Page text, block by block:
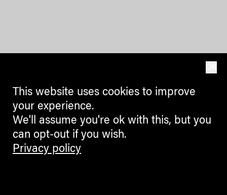
This website uses cookies to improve
your experience.
We'll assume you're ok with this, but you
can opt-out if you wish.
Privacy policy